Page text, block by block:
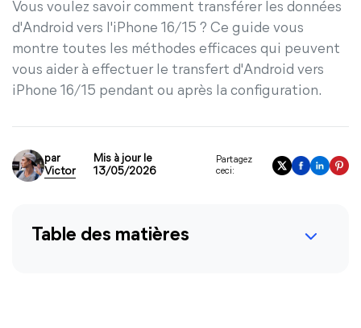
Vous voulez savoir comment transférer les données
d'Android vers l'iPhone 16/15 ? Ce guide vous
montre toutes les méthodes efficaces qui peuvent
vous aider à effectuer le transfert d'Android vers
iPhone 16/15 pendant ou après la configuration.
par
Victor
Mis à jour le
13/05/2026
Partagez
ceci:
Table des matières